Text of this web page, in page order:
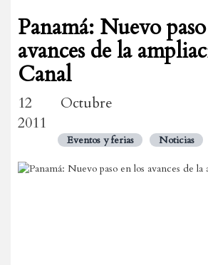
Panamá: Nuevo
avances de la
Canal
12 Octubre
2011
Eventos y ferias Noticias